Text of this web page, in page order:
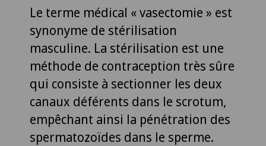
Le terme médical « vasectomie » est
synonyme de stérilisation
masculine. La stérilisation est une
méthode de contraception très sûre
qui consiste à sectionner les deux
canaux déférents dans le scrotum,
empêchant ainsi la pénétration des
spermatozoïdes dans le sperme.